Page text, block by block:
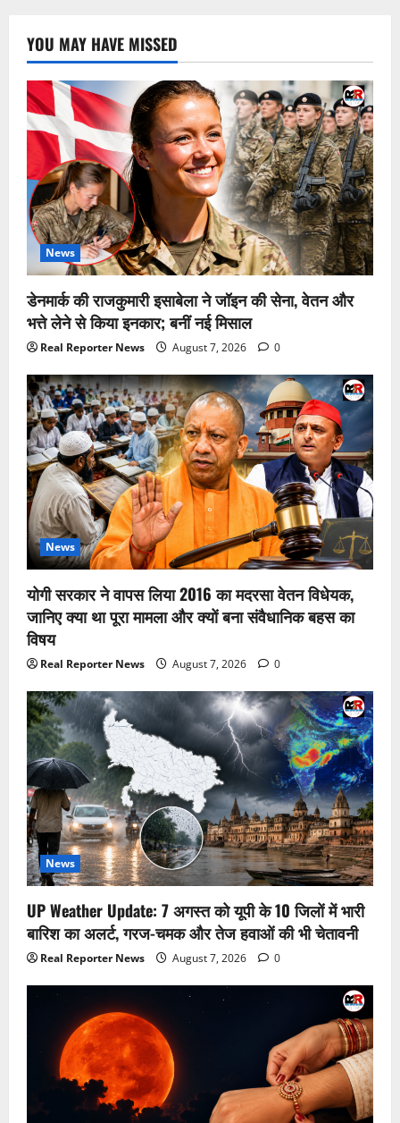
YOU MAY HAVE MISSED
News
डेनमार्क की राजकुमारी इसाबेला ने जॉइन की सेना, वेतन और
भत्ते लेने से किया इनकार; बनीं नई मिसाल
Real Reporter News August 7, 2026 0
News
योगी सरकार ने वापस लिया 2016 का मदरसा वेतन विधेयक,
जानिए क्या था पूरा मामला और क्यों बना संवैधानिक बहस का
विषय
Real Reporter News August 7, 2026 0
News
UP Weather Update: 7 अगस्त को यूपी के 10 जिलों में भारी
बारिश का अलर्ट, गरज-चमक और तेज हवाओं की भी चेतावनी
Real Reporter News August 7, 2026 0